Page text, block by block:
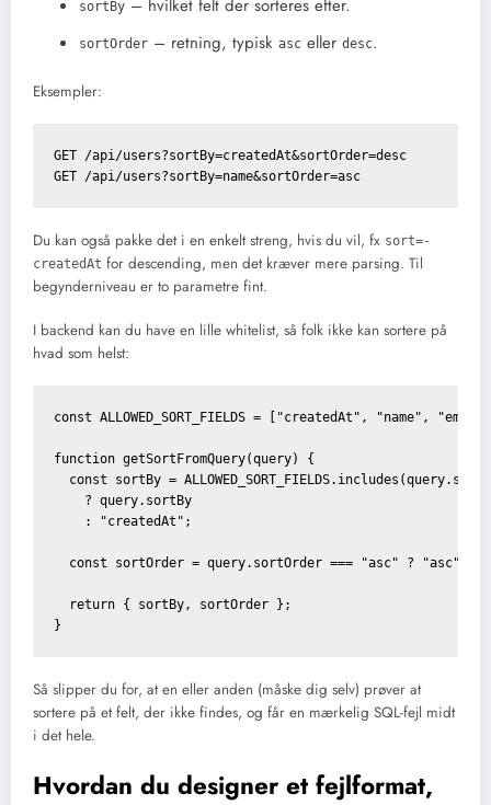
sortBy – hvilket felt der sorteres efter.
sortOrder – retning, typisk asc eller desc.
Eksempler:
GET /api/users?sortBy=createdAt&sortOrder=desc
Du kan også pakke det i en enkelt streng, hvis du vil, fx sort=-
createdAt for descending, men det kræver mere parsing. Til
begynderniveau er to parametre fint.
I backend kan du have en lille whitelist, så folk ikke kan sortere på
hvad som helst:
const ALLOWED_SORT_FIELDS = ["createdAt", "name",
function getSortFromQuery(query) {
const sortBy =
    ? query.sortBy
    : "createdAt";
const sortOrder = query.sortOrder === "asc" ? "asc" :
  return { sortBy, sortOrder };
Så slipper du for, at en eller anden (måske dig selv) prøver at
sortere på et felt, der ikke findes, og får en mærkelig SQL-fejl midt
i det hele.
Hvordan du designer et fejlformat,